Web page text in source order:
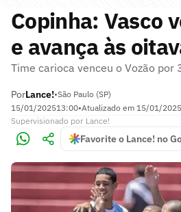
Copinha: Vasco
e avança às
Time carioca venceu o Vozão por
PorLance!•São Paulo (SP)
15/01/202513:00•Atualizado em 15/01/2025
Supervisionado por Lance!
Favorite o Lance! no